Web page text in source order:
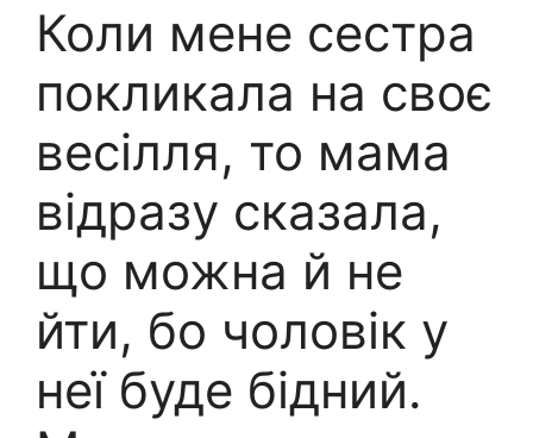
Коли мене сестра
покликала на своє
весілля, то мама
відразу сказала,
що можна й не
йти, бо чоловік у
неї буде бідний.